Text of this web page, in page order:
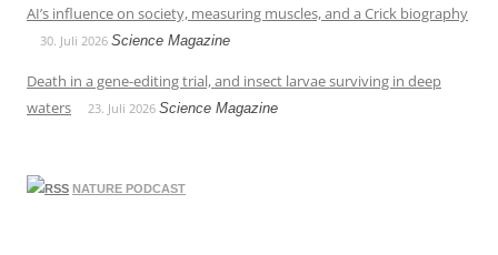
AI’s influence on society, measuring muscles, and a Crick biography
30. Juli 2026 Science Magazine
Death in a gene-editing trial, and insect larvae surviving in deep
waters
23. Juli 2026 Science Magazine
NATURE PODCAST